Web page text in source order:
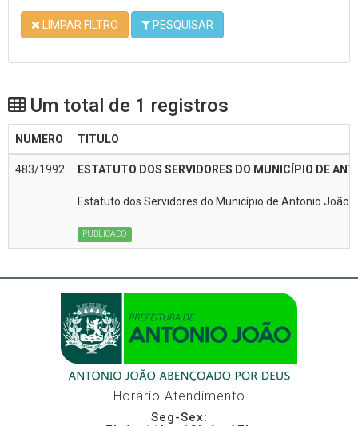
LIMPAR FILTRO PESQUISAR
Um total de 1 registros
NUMERO TITULO
483/1992 ESTATUTO DOS SERVIDORES DO MUNICÍPIO DE
Estatuto dos Servidores do Município de Antonio João
PUBLICADO
Horário Atendimento
Seg-Sex: